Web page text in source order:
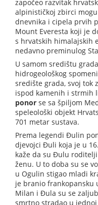
započeo razvitak
alpinističkoj zbirci
dnevnika i cipela prvih
Mount Everesta koji je
s hrvatskih himalajskih
nedavno preminulog
U samom središtu
hidrogeološkog
središte grada, svoj tok
ispod kamenih i strmih
ponor se sa špiljom
speleološki objekt
701 metar sustava.
Prema legendi Đulin
djevojci Đuli koja je u
kaže da su Đulu
ženu. U to doba su se
u Ogulin stigao mladi
je branio frankopansku
Milan i Đula su se
smrtno stradao u